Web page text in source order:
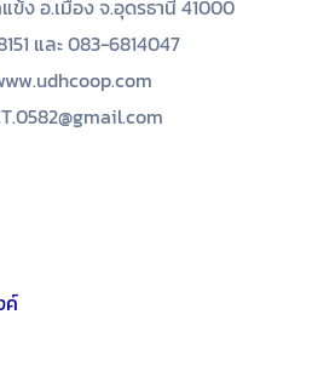
ข้ง อ.เมือง จ.อุดรธานี 41000
และ 083-6814047
ค์